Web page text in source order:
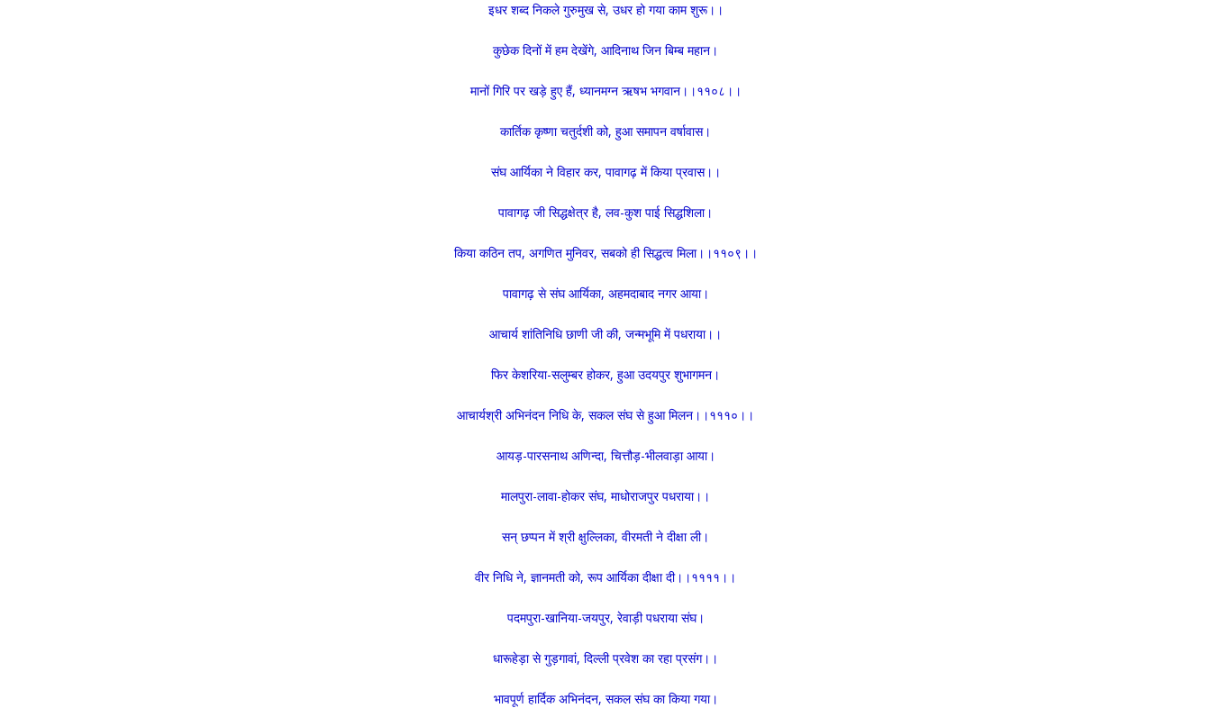
इधर शब्द निकले गुरुमुख से, उधर हो गया काम शुरू।।
कुछेक दिनों में हम देखेंगे, आदिनाथ जिन बिम्ब महान।
मानों गिरि पर खड़े हुए हैं, ध्यानमग्न ऋषभ भगवान।।११०८।।
कार्तिक कृष्णा चतुर्दशी को, हुआ समापन वर्षावास।
संघ आर्यिका ने विहार कर, पावागढ़ में किया प्रवास।।
पावागढ़ जी सिद्धक्षेत्र है, लव-कुश पाई सिद्धशिला।
किया कठिन तप, अगणित मुनिवर, सबको ही सिद्धत्व मिला।।११०९।।
पावागढ़ से संघ आर्यिका, अहमदाबाद नगर आया।
आचार्य शांतिनिधि छाणी जी की, जन्मभूमि में पधराया।।
फिर केशरिया-सलुम्बर होकर, हुआ उदयपुर शुभागमन।
आचार्यश्री अभिनंदन निधि के, सकल संघ से हुआ मिलन।।१११०।।
आयड़-पारसनाथ अणिन्दा, चित्तौड़-भीलवाड़ा आया।
मालपुरा-लावा-होकर संघ, माधोराजपुर पधराया।।
सन् छप्पन में श्री क्षुल्लिका, वीरमती ने दीक्षा ली।
वीर निधि ने, ज्ञानमती को, रूप आर्यिका दीक्षा दी।।११११।।
पदमपुरा-खानिया-जयपुर, रेवाड़ी पधराया संघ।
धारूहेड़ा से गुड़गावां, दिल्ली प्रवेश का रहा प्रसंग।।
भावपूर्ण हार्दिक अभिनंदन, सकल संघ का किया गया।